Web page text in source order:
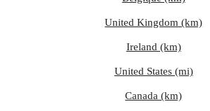
United Kingdom (km)
Ireland (km)
United States (mi)
Canada (km)